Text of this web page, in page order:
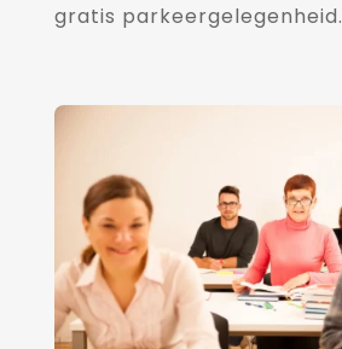
gratis parkeergelegenheid.